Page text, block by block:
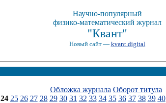
Научно-популярный
физико-математический журнал
"Квант"
Новый сайт — kvant.digital
Обложка журнала Оборот титула
24 25 26 27 28 29 30 31 32 33 34 35 36 37 38 39 40